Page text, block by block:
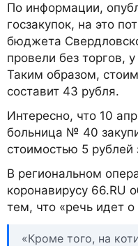
По информации,
госзакупок, на это
бюджета
провели без торгов,
Таким образом,
составит 43 рубля.
Интересно, что 10
больница № 40
стоимостью 5 рублей
В региональном
коронавирусу 66.RU
тем, что «речь идет
«Кроме того, на